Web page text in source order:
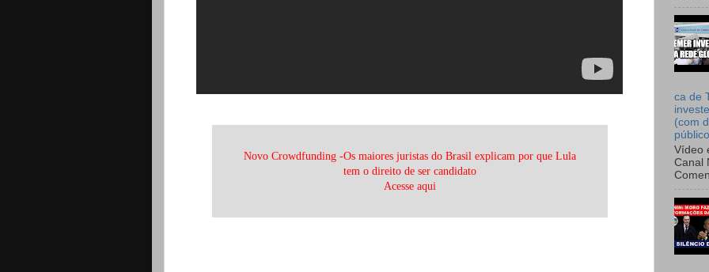
Novo Crowdfunding -Os maiores juristas do Brasil explicam por que Lula
tem o direito de ser candidato
Acesse aqui
ca de
(com
Vídeo
Canal